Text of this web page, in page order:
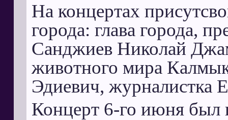
На концертах
города: глава города,
Санджиев Николай
животного мира
Эдиевич, журналистка
Концерт 6-го июня